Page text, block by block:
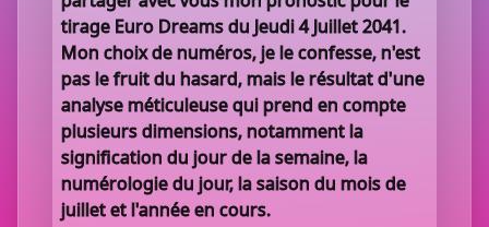
tirage Euro Dreams du Jeudi 4 Juillet 2041.
Mon choix de numéros, je le confesse, n'est
pas le fruit du hasard, mais le résultat d'une
analyse méticuleuse qui prend en compte
plusieurs dimensions, notamment la
signification du jour de la semaine, la
numérologie du jour, la saison du mois de
juillet et l'année en cours.